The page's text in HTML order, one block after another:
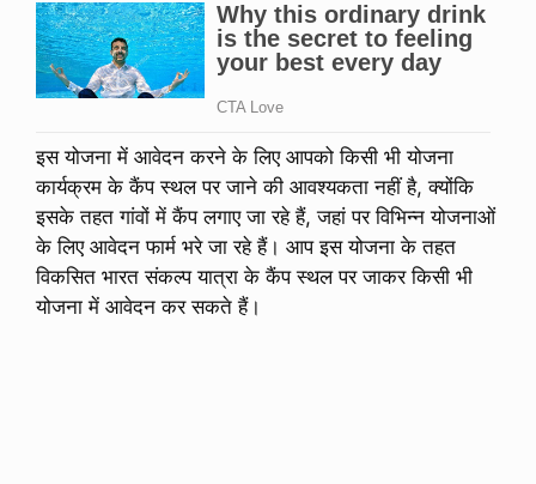
इस योजना में आवेदन करने के लिए आपको किसी भी योजना
कार्यक्रम के कैंप स्थल पर जाने की आवश्यकता नहीं है, क्योंकि
इसके तहत गांवों में कैंप लगाए जा रहे हैं, जहां पर विभिन्न योजनाओं
के लिए आवेदन फार्म भरे जा रहे हैं। आप इस योजना के तहत
विकसित भारत संकल्प यात्रा के कैंप स्थल पर जाकर किसी भी
योजना में आवेदन कर सकते हैं।